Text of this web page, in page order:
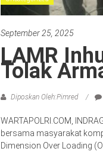
September 25, 2025
LAMR
Tolak
Diposkan Oleh:Pimred
WARTAPOLRI.COM,
bersama masyarakat
Dimension Over Loading